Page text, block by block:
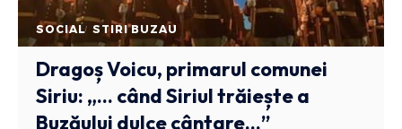
SOCIAL STIRI BUZAU
Dragoș Voicu, primarul comunei
Siriu: „… când Siriul trăiește a
Buzăului dulce cântare…”